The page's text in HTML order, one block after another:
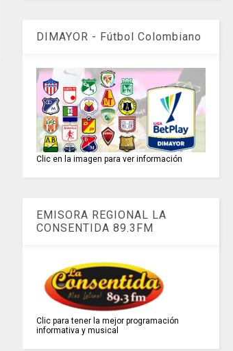
DIMAYOR - Fútbol Colombiano
Clic en la imagen para ver información
EMISORA REGIONAL LA
CONSENTIDA 89.3FM
Clic para tener la mejor programación
informativa y musical